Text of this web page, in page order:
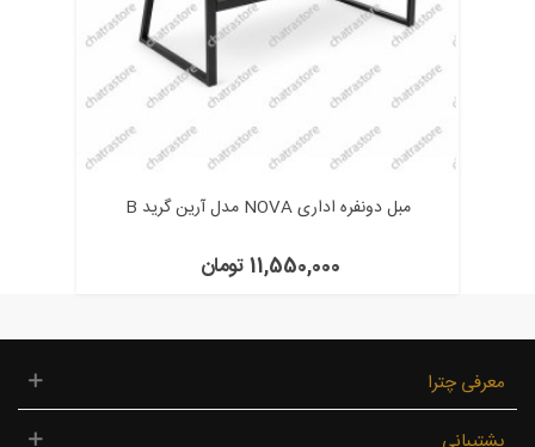
مبل دونفره اداری NOVA مدل آرین گرید B
11,550,000 تومان
معرفی چترا